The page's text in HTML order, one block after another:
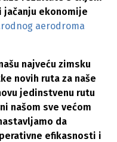
jačanju ekonomije
aerodroma
najveću zimsku
novih ruta za naše
jedinstvenu rutu
našom sve većom
da
efikasnosti i